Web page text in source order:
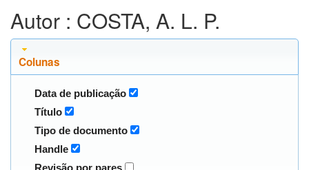
Autor : COSTA, A. L. P.
Colunas
Data de publicação
Título
Tipo de documento
Handle